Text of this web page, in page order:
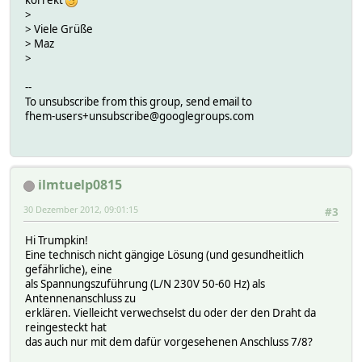
>
> Viele Grüße
> Maz
>
--
To unsubscribe from this group, send email to
fhem-users+unsubscribe@googlegroups.com
ilmtuelp0815
#3
30 Dezember 2012, 09:01:15
Hi Trumpkin!
Eine technisch nicht gängige Lösung (und gesundheitlich
gefährliche), eine
als Spannungszuführung (L/N 230V 50-60 Hz) als
Antennenanschluss zu
erklären. Vielleicht verwechselst du oder der den Draht da
reingesteckt hat
das auch nur mit dem dafür vorgesehenen Anschluss 7/8?